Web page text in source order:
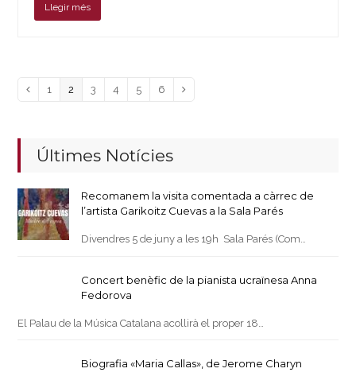
Llegir més
Previous
Page
1 Page
2 Page
3 Page
4 Page
5 Page
6 Next
Últimes Notícies
Recomanem la visita comentada a càrrec de
l’artista Garikoitz Cuevas a la Sala Parés
Divendres 5 de juny a les 19h Sala Parés (Com…
Concert benèfic de la pianista ucraïnesa Anna
Fedorova
El Palau de la Música Catalana acollirà el proper 18…
Biografia «Maria Callas», de Jerome Charyn